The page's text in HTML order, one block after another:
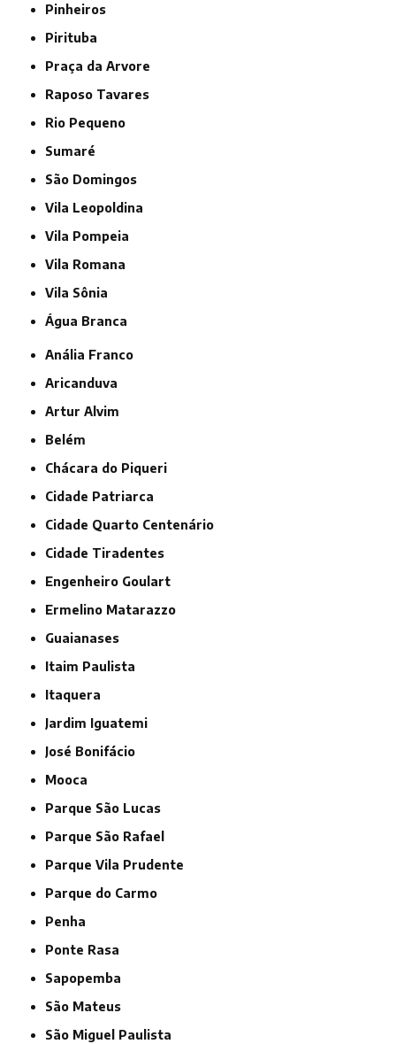
Pinheiros
Pirituba
Praça da Arvore
Raposo Tavares
Rio Pequeno
Sumaré
São Domingos
Vila Leopoldina
Vila Pompeia
Vila Romana
Vila Sônia
Água Branca
Anália Franco
Aricanduva
Artur Alvim
Belém
Chácara do Piqueri
Cidade Patriarca
Cidade Quarto Centenário
Cidade Tiradentes
Engenheiro Goulart
Ermelino Matarazzo
Guaianases
Itaim Paulista
Itaquera
Jardim Iguatemi
José Bonifácio
Mooca
Parque São Lucas
Parque São Rafael
Parque Vila Prudente
Parque do Carmo
Penha
Ponte Rasa
Sapopemba
São Mateus
São Miguel Paulista